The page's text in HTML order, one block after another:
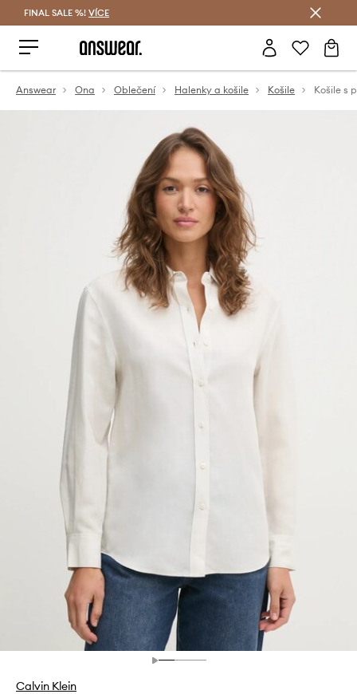
FINAL SALE %! VÍCE
Answear Ona Oblečení Halenky a košile Košile Košile s
Calvin Klein